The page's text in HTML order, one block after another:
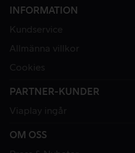
INFORMATION
Kundservice
Allmänna villkor
Cookies
PARTNER-KUNDER
Viaplay ingår
OM OSS